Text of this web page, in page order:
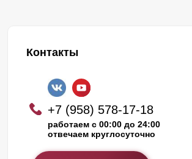
Контакты
+7 (958) 578-17-18
работаем с 00:00 до 24:00
отвечаем круглосуточно